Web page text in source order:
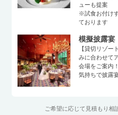
ューも提案
※試食お付け
ております
模擬披露宴
【貸切リゾー
みに合わせて
会場をご案内
気持ちで披露
ご希望に応じて見積もり相